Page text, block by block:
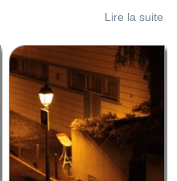
Lire la suite